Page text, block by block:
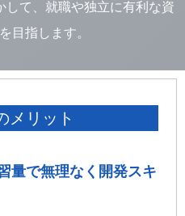
て、就職や独立に有利な資
目指します。
メリット
量で無理なく開発スキ